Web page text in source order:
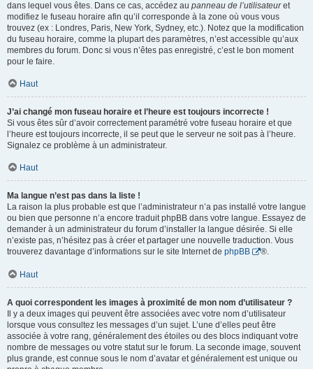
dans lequel vous êtes. Dans ce cas, accédez au panneau de l’utilisateuret
modifiez le fuseau horaire afin qu’il corresponde à la zone où vous vous
trouvez (ex : Londres, Paris, New York, Sydney, etc.). Notez que la modification
du fuseau horaire, comme la plupart des paramètres, n’est accessible qu’aux
membres du forum. Donc si vous n’êtes pas enregistré, c’est le bon moment
pour le faire.
Haut
J’ai changé mon fuseau horaire et l’heure est toujours incorrecte !
Si vous êtes sûr d’avoir correctement paramétré votre fuseau horaire et que
l’heure est toujours incorrecte, il se peut que le serveur ne soit pas à l’heure.
Signalez ce problème à un administrateur.
Haut
Ma langue n’est pas dans la liste !
La raison la plus probable est que l’administrateur n’a pas installé votre langue
ou bien que personne n’a encore traduit phpBB dans votre langue. Essayez de
demander à un administrateur du forum d’installer la langue désirée. Si elle
n’existe pas, n’hésitez pas à créer et partager une nouvelle traduction. Vous
trouverez davantage d’informations sur le site Internet de phpBB ®.
Haut
A quoi correspondent les images à proximité de mon nom d’utilisateur ?
Il y a deux images qui peuvent être associées avec votre nom d’utilisateur
lorsque vous consultez les messages d’un sujet. L’une d’elles peut être
associée à votre rang, généralement des étoiles ou des blocs indiquant votre
nombre de messages ou votre statut sur le forum. La seconde image, souvent
plus grande, est connue sous le nom d’avatar et généralement est unique ou